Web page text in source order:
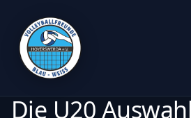
Die U20